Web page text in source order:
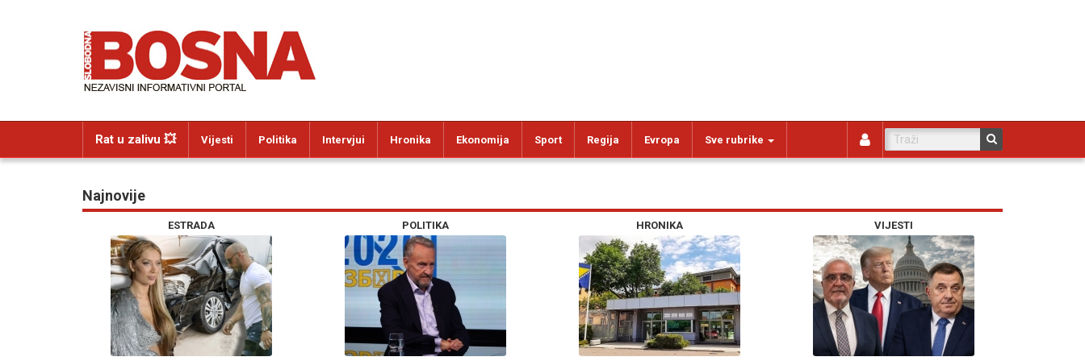
Rat u zalivu 💥 Vijesti Politika Intervjui Hronika Ekonomija Sport Regija Evropa Sve rubrike
Najnovije
ESTRADA POLITIKA HRONIKA VIJESTI